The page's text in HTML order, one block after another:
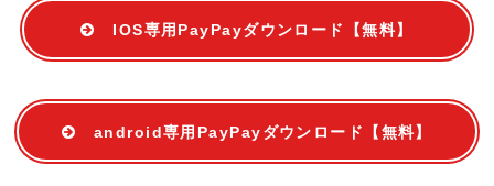
IOS専用PayPayダウンロード【無料】
android専用PayPayダウンロード【無料】